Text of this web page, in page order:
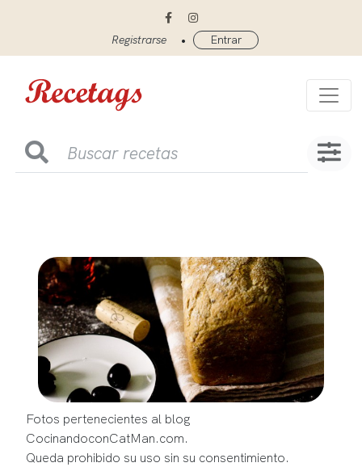
Registrarse • Entrar
Fotos pertenecientes al blog
CocinandoconCatMan.com.
Queda prohibido su uso sin su consentimiento.